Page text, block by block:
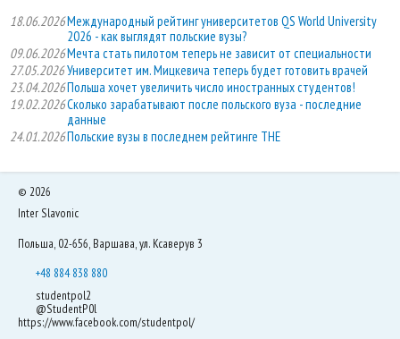
18.06.2026Международный рейтинг университетов QS World University
2026 - как выглядят польские вузы?
09.06.2026Мечта стать пилотом теперь не зависит от специальности
27.05.2026Университет им. Мицкевича теперь будет готовить врачей
23.04.2026Польша хочет увеличить число иностранных студентов!
19.02.2026Сколько зарабатывают после польского вуза - последние
данные
24.01.2026Польские вузы в последнем рейтинге THE
© 2026
Inter Slavonic
Польша, 02-656, Варшава, ул. Ксаверув 3
+48 884 838 880
studentpol2
@StudentP0l
https://www.facebook.com/studentpol/